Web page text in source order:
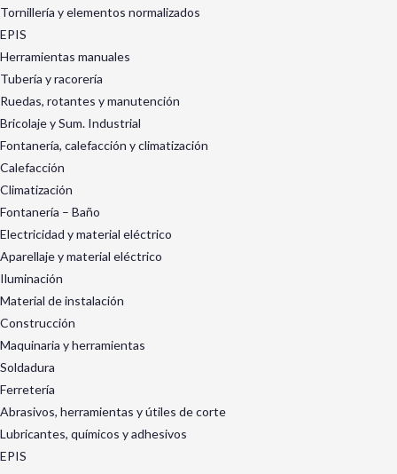
Tornillería y elementos normalizados
EPIS
Herramientas manuales
Tubería y racorería
Ruedas, rotantes y manutención
Bricolaje y Sum. Industrial
Fontanería, calefacción y climatización
Calefacción
Climatización
Fontanería – Baño
Electricidad y material eléctrico
Aparellaje y material eléctrico
Iluminación
Material de instalación
Construcción
Maquinaria y herramientas
Soldadura
Ferretería
Abrasivos, herramientas y útiles de corte
Lubricantes, químicos y adhesivos
EPIS